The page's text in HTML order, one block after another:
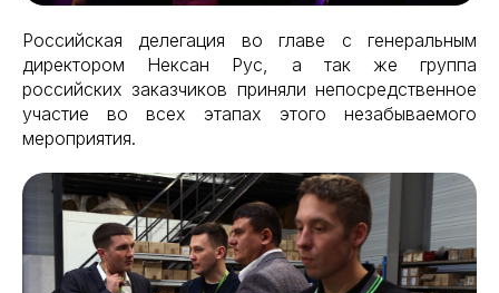
Российская делегация во главе с генеральным
директором Нексан Рус, а так же группа
российских заказчиков приняли непосредственное
участие во всех этапах этого незабываемого
мероприятия.